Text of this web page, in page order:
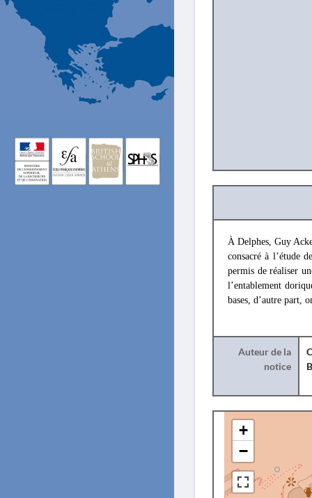
À Delphes, Guy
consacré à l’étude
permis de réaliser
l’entablement
bases, d’autre part,
Auteur de la
notice
+
−